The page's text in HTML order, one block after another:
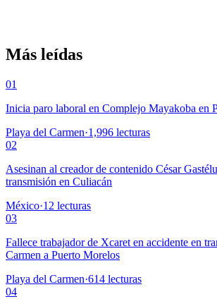
Más leídas
01
Inicia paro laboral en Complejo Mayakoba en
Playa del Carmen·1,996 lecturas
02
Asesinan al creador de contenido César
transmisión en Culiacán
México·12 lecturas
03
Fallece trabajador de Xcaret en accidente en
Carmen a Puerto Morelos
Playa del Carmen·614 lecturas
04